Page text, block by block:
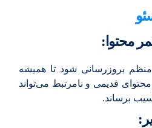
محتوا:
منظم بروزرسانی شود تا همیشه
قدیمی و نامرتبط می‌تواند
برساند.